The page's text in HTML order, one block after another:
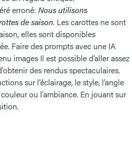
erroné: Nous utilisons
de saison. Les carottes ne sont
elles sont disponibles
Faire des prompts avec une IA
images Il est possible d’aller assez
des rendus spectaculaires.
sur l’éclairage, le style, l’angle
ou l’ambiance. En jouant sur